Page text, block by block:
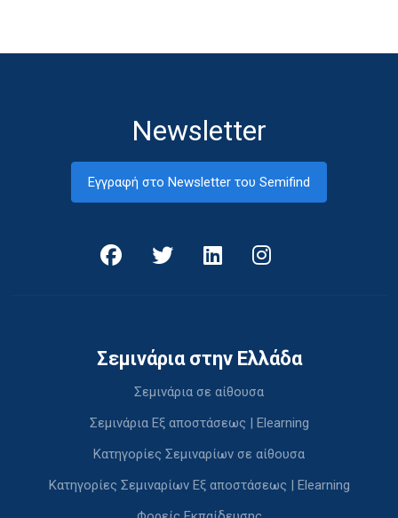
Newsletter
Εγγραφή στο Newsletter του Semifind
Σεμινάρια στην Ελλάδα
Σεμινάρια σε αίθουσα
Σεμινάρια Εξ αποστάσεως | Elearning
Κατηγορίες Σεμιναρίων σε αίθουσα
Κατηγορίες Σεμιναρίων Εξ αποστάσεως | Elearning